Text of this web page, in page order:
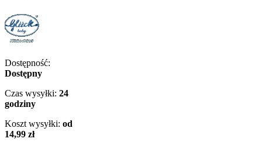
Dostępność:
Dostępny
Czas wysyłki: 24
godziny
Koszt wysyłki: od
14,99 zł